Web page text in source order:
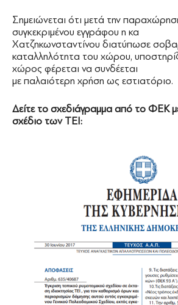
Σημειώνεται ότι μετά την
συγκεκριμένου εγγράφου η κα
Χατζηκωνσταντίνου διατύπωσε
καταλληλότητα του χώρου,
χώρος φέρεται να συνδέεται
με παλαιότερη χρήση ως εστιατόριο.
Δείτε το σχεδιάγραμμα από το ΦΕΚ
σχέδιο των ΤΕΙ: